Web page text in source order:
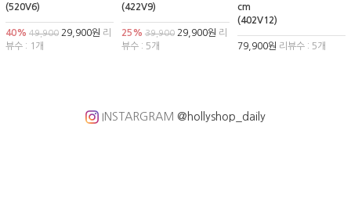
(520V6)
40% 49,900 29,900원 리
뷰수 : 1개
(422V9)
25% 39,90029,900원 리
뷰수 : 5개
cm
(402V12)
79,900원 리뷰수 : 5개
INSTARGRAM @hollyshop_daily